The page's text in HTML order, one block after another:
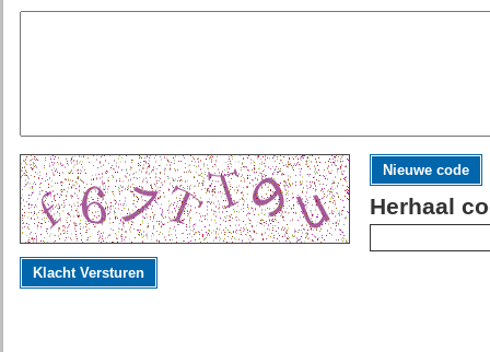
Nieuwe code
Herhaal
Klacht Versturen